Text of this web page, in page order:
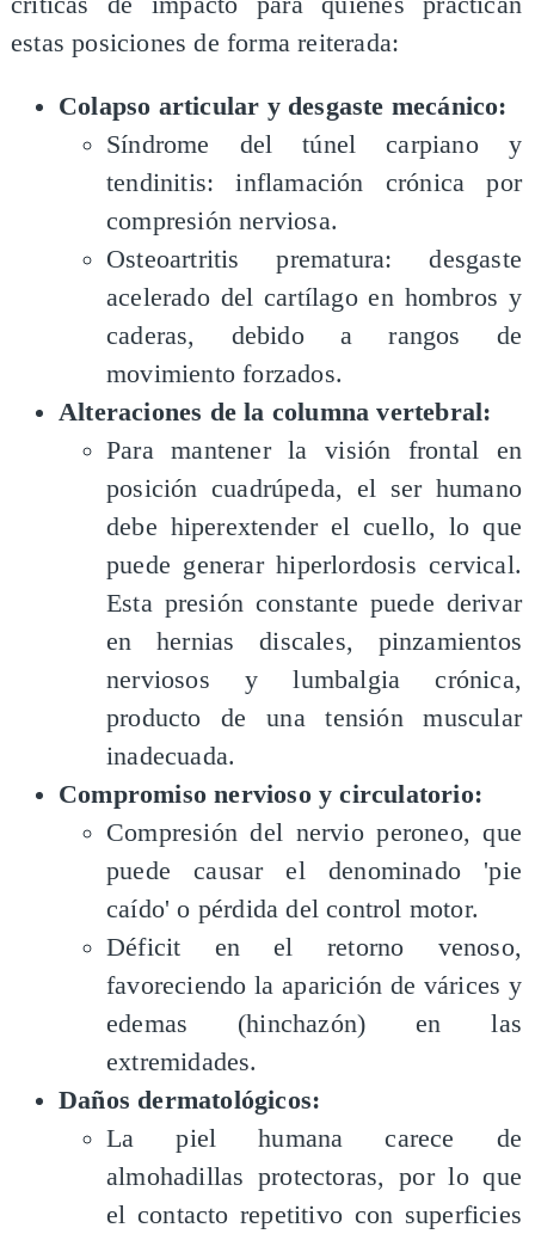
estas posiciones de forma reiterada:
Colapso articular y desgaste mecánico:
Síndrome del túnel carpiano y
tendinitis: inflamación crónica por
compresión nerviosa.
Osteoartritis prematura: desgaste
acelerado del cartílago en hombros y
caderas, debido a rangos de
movimiento forzados.
Alteraciones de la columna vertebral:
Para mantener la visión frontal en
posición cuadrúpeda, el ser humano
debe hiperextender el cuello, lo que
puede generar hiperlordosis cervical.
Esta presión constante puede derivar
en hernias discales, pinzamientos
nerviosos y lumbalgia crónica,
producto de una tensión muscular
inadecuada.
Compromiso nervioso y circulatorio:
Compresión del nervio peroneo, que
puede causar el denominado 'pie
caído' o pérdida del control motor.
Déficit en el retorno venoso,
favoreciendo la aparición de várices y
edemas (hinchazón) en las
extremidades.
Daños dermatológicos:
La piel humana carece de
almohadillas protectoras, por lo que
el contacto repetitivo con superficies